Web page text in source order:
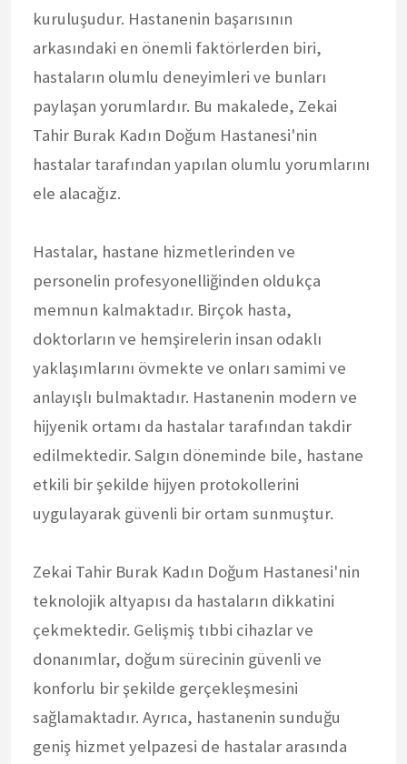
kuruluşudur. Hastanenin başarısının
arkasındaki en önemli faktörlerden biri,
hastaların olumlu deneyimleri ve bunları
paylaşan yorumlardır. Bu makalede, Zekai
Tahir Burak Kadın Doğum Hastanesi'nin
hastalar tarafından yapılan olumlu yorumlarını
ele alacağız.
Hastalar, hastane hizmetlerinden ve
personelin profesyonelliğinden oldukça
memnun kalmaktadır. Birçok hasta,
doktorların ve hemşirelerin insan odaklı
yaklaşımlarını övmekte ve onları samimi ve
anlayışlı bulmaktadır. Hastanenin modern ve
hijyenik ortamı da hastalar tarafından takdir
edilmektedir. Salgın döneminde bile, hastane
etkili bir şekilde hijyen protokollerini
uygulayarak güvenli bir ortam sunmuştur.
Zekai Tahir Burak Kadın Doğum Hastanesi'nin
teknolojik altyapısı da hastaların dikkatini
çekmektedir. Gelişmiş tıbbi cihazlar ve
donanımlar, doğum sürecinin güvenli ve
konforlu bir şekilde gerçekleşmesini
sağlamaktadır. Ayrıca, hastanenin sunduğu
geniş hizmet yelpazesi de hastalar arasında